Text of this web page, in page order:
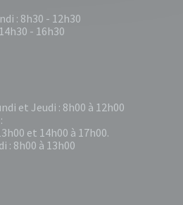
: 8h30 - 12h30
- 16h30
et Jeudi : 8h00 à 12h00
et 14h00 à 17h00.
: 8h00 à 13h00